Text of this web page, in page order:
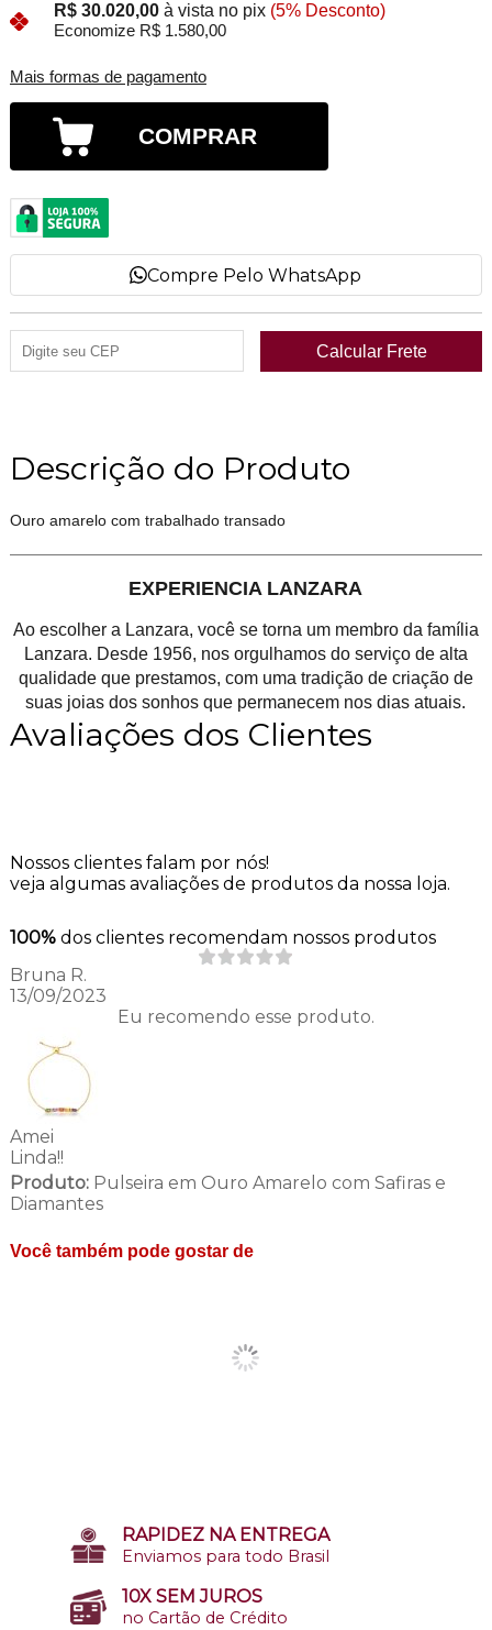
R$ 30.020,00 à vista no pix (5% Desconto)
Economize R$ 1.580,00
Mais formas de pagamento
COMPRAR
Compre Pelo WhatsApp
Descrição do Produto
Ouro amarelo com trabalhado transado
EXPERIENCIA LANZARA
Ao escolher a Lanzara, você se torna um membro da família
Lanzara. Desde 1956, nos orgulhamos do serviço de alta
qualidade que prestamos, com uma tradição de criação de
suas joias dos sonhos que permanecem nos dias atuais.
Avaliações dos Clientes
Nossos clientes falam por nós!
veja algumas avaliações de produtos da nossa loja.
100% dos clientes recomendam nossos produtos
Bruna R.
13/09/2023
Eu recomendo esse produto.
Amei
Linda!!
Produto:Pulseira em Ouro Amarelo com Safiras e
Diamantes
Você também pode gostar de
RAPIDEZ NA ENTREGA
Enviamos para todo Brasil
10X SEM JUROS
no Cartão de Crédito